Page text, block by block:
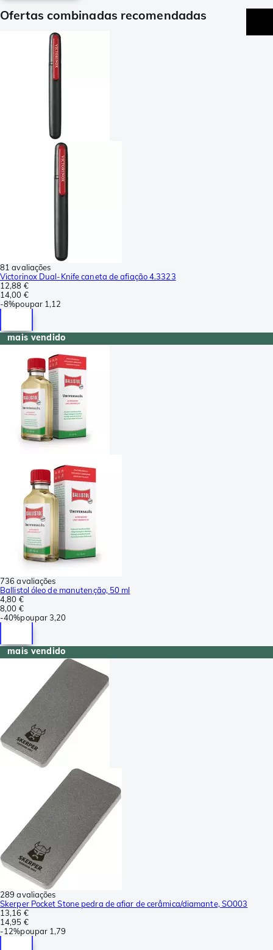
Ofertas combinadas recomendadas
81 avaliações
Victorinox Dual-Knife caneta de afiação 4.3323
12,88 €
14,00 €
-8%poupar 1,12
mais vendido
736 avaliações
Ballistol óleo de manutenção, 50 ml
4,80 €
8,00 €
-40%poupar3,20
mais vendido
289 avaliações
Skerper Pocket Stone pedra de afiar de cerâmica/diamante, SO003
13,16 €
14,95 €
-12%poupar 1,79